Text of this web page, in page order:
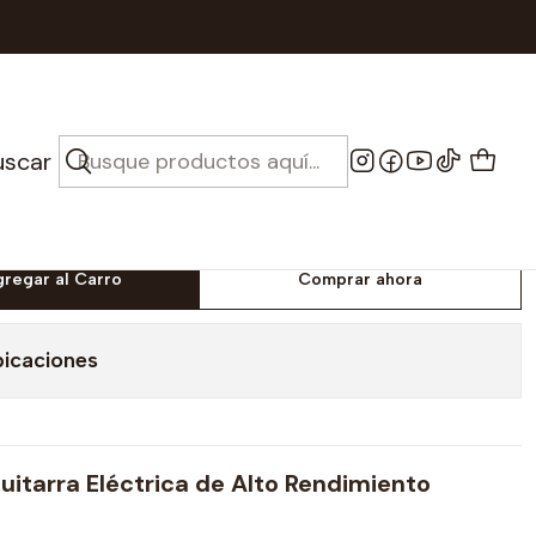
- Cort X-100 OPBK
Superstrato -
al Carro Comprar ahora
Eléctrica de Alto Rendimiento